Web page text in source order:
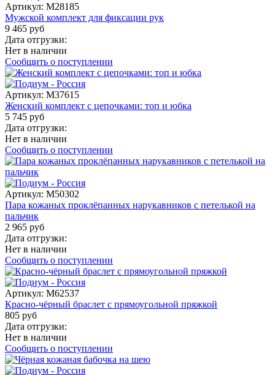
Артикул: M28185
Мужской комплект для фиксации рук
9 465 руб
Дата отгрузки:
Нет в наличии
Сообщить о поступлении
Артикул: M37615
Женский комплект с цепочками: топ и юбка
5 745 руб
Дата отгрузки:
Нет в наличии
Сообщить о поступлении
Артикул: M50302
Пара кожаных проклёпанных нарукавников с петелькой на
пальчик
2 965 руб
Дата отгрузки:
Нет в наличии
Сообщить о поступлении
Артикул: M62537
Красно-чёрный браслет с прямоугольной пряжкой
805 руб
Дата отгрузки:
Нет в наличии
Сообщить о поступлении